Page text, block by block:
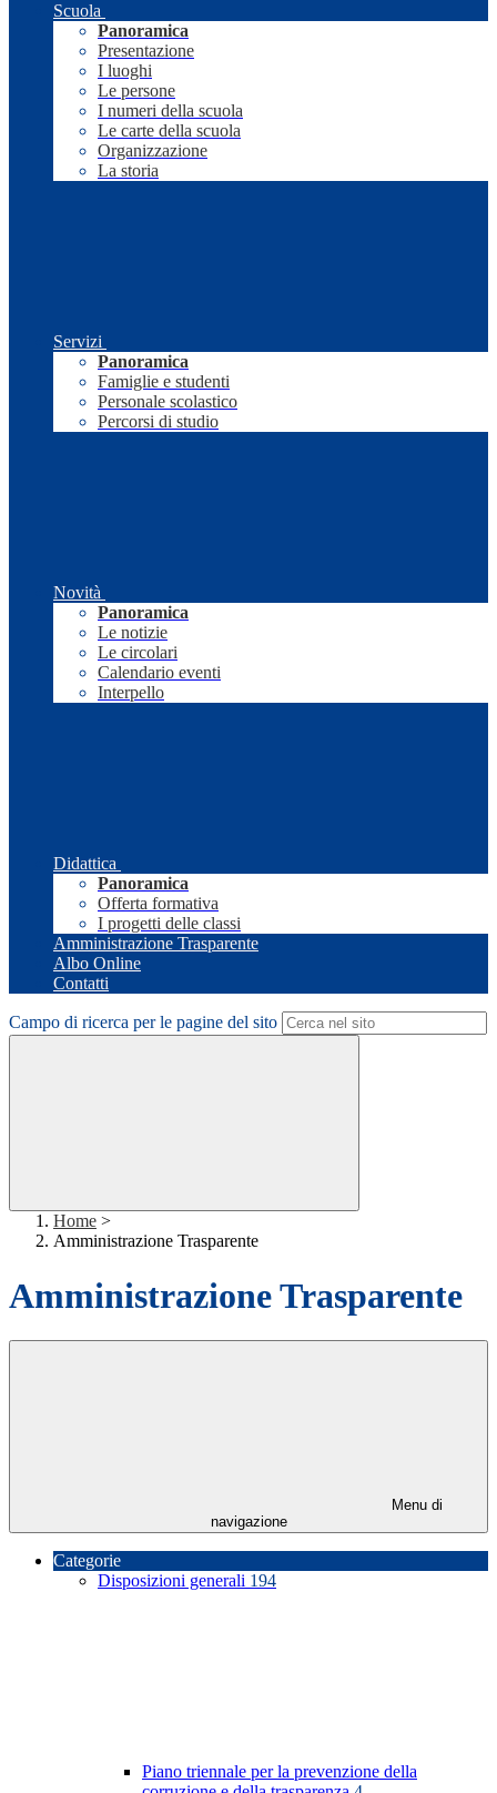
Scuola
Panoramica
Presentazione
I luoghi
Le persone
I numeri della scuola
Le carte della scuola
Organizzazione
La storia
Servizi
Panoramica
Famiglie e studenti
Personale scolastico
Percorsi di studio
Novità
Panoramica
Le notizie
Le circolari
Calendario eventi
Interpello
Didattica
Panoramica
Offerta formativa
I progetti delle classi
Amministrazione Trasparente
Albo Online
Contatti
Campo di ricerca per le pagine del sito
Home >
Amministrazione Trasparente
Amministrazione Trasparente
Menu di
navigazione
Categorie
Disposizioni generali 194
Piano triennale per la prevenzione della